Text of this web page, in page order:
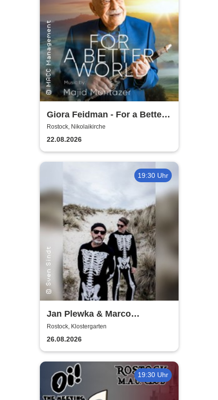
Giora Feidman - For a Better
World
Rostock, Nikolaikirche
22.08.2026
19:30 Uhr
Jan Plewka & Marco
Schmedtje - Between the
Lights
Rostock, Klostergarten
26.08.2026
19:30 Uhr